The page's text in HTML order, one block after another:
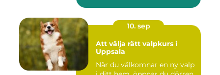
10. sep
Att välja rätt valpkurs i
Uppsala
När du välkomnar en ny valp